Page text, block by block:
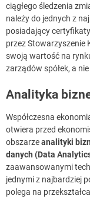
ciągłego śledzenia
należy do jednych z
posiadający
przez Stowarzyszenie
swoją wartość na
zarządów spółek, a
Analityka
Współczesna
otwiera przed
obszarzeanalityki
danych (Data
zaawansowanymi
jednymi z najbardziej
polega na